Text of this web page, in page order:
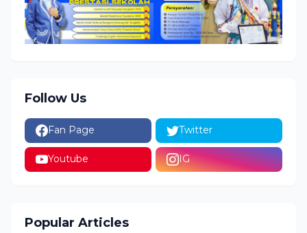
Follow Us
Fan Page Twitter
Youtube IG
Popular Articles